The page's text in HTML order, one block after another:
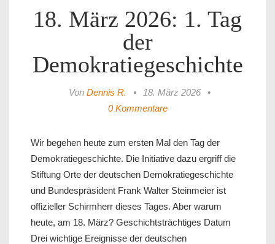
18. März 2026: 1. Tag
der
Demokratiegeschichte
Von Dennis R. • 18. März 2026
•
0 Kommentare
Wir begehen heute zum ersten Mal den Tag der
Demokratiegeschichte. Die Initiative dazu ergriff die
Stiftung Orte der deutschen Demokratiegeschichte
und Bundespräsident Frank Walter Steinmeier ist
offizieller Schirmherr dieses Tages. Aber warum
heute, am 18. März? Geschichtsträchtiges Datum
Drei wichtige Ereignisse der deutschen